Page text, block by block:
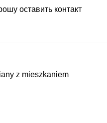
оставить контакт
z mieszkaniem